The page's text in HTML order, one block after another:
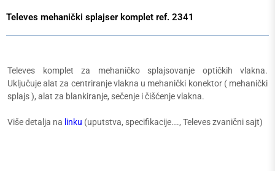
Televes mehanički splajser komplet ref. 2341
Televes komplet za mehaničko splajsovanje optičkih vlakna.
Uključuje alat za centriranje vlakna u mehanički konektor ( mehanički
splajs ), alat za blankiranje, sečenje i čišćenje vlakna.
Više detalja na linku (uputstva, specifikacije…., Televes zvanični sajt)